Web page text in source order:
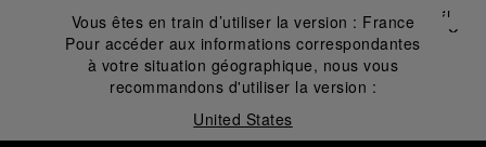
Vous êtes en train d’utiliser la version : France
Pour accéder aux informations correspondantes
à votre situation géographique, nous vous
recommandons d'utiliser la version :
United States
Fermer
✕